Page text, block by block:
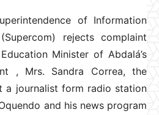
of Information
rejects complaint
Minister of Abdalá’s
, Mrs. Sandra Correa, the
a journalist form radio station
and his news program